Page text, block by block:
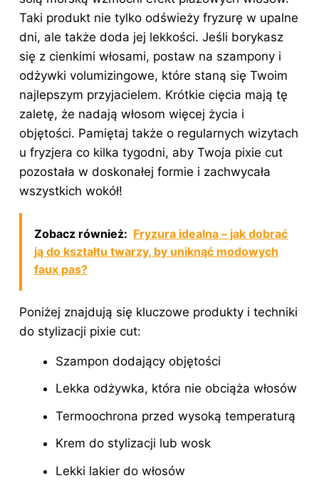
Taki produkt nie tylko odświeży fryzurę w upalne
dni, ale także doda jej lekkości. Jeśli borykasz
się z cienkimi włosami, postaw na szampony i
odżywki volumizingowe, które staną się Twoim
najlepszym przyjacielem. Krótkie cięcia mają tę
zaletę, że nadają włosom więcej życia i
objętości. Pamiętaj także o regularnych wizytach
u fryzjera co kilka tygodni, aby Twoja pixie cut
pozostała w doskonałej formie i zachwycała
wszystkich wokół!
Zobacz również: Fryzura idealna – jak dobrać
ją do kształtu twarzy, by uniknąć modowych
faux pas?
Poniżej znajdują się kluczowe produkty i techniki
do stylizacji pixie cut:
Szampon dodający objętości
Lekka odżywka, która nie obciąża włosów
Termoochrona przed wysoką temperaturą
Krem do stylizacji lub wosk
Lekki lakier do włosów